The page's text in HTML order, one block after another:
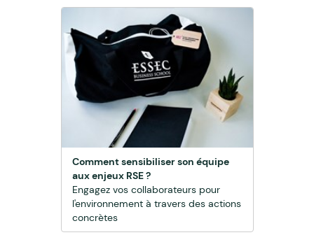
Comment sensibiliser son équipe
aux enjeux RSE ?
Engagez vos collaborateurs pour
l'environnement à travers des actions
concrètes